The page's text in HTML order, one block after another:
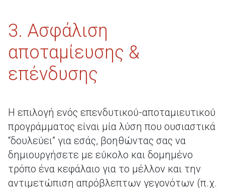
3. Ασφάλιση
αποταμίευσης &
επένδυσης
Η επιλογή ενός επενδυτικού-αποταμιευτικού
προγράμματος είναι μία λύση που ουσιαστικά
“δουλεύει” για εσάς, βοηθώντας σας να
δημιουργήσετε με εύκολο και δομημένο
τρόπο ένα κεφάλαιο για το μέλλον και την
αντιμετώπιση απρόβλεπτων γεγονότων (π.χ.